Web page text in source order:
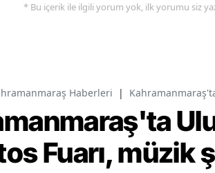
* Bu içerik ile ilgili yorum yok, ilk yorumu siz
Haberleri |
Fuarı, müzik